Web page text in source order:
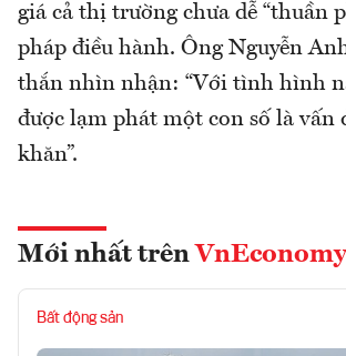
giá cả thị trường chưa dễ “thuần
pháp điều hành. Ông Nguyễn
thắn nhìn nhận: “Với tình hình
được lạm phát một con số là vấn
khăn”.
Mới nhất trên VnEconomy
Bất động sản